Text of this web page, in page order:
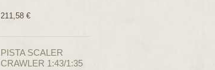
211,58 €
PISTA SCALER
CRAWLER 1:43/1:35